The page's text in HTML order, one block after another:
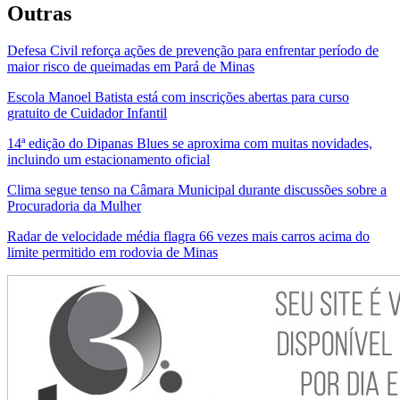
Outras
Defesa Civil reforça ações de prevenção para enfrentar período de
maior risco de queimadas em Pará de Minas
Escola Manoel Batista está com inscrições abertas para curso
gratuito de Cuidador Infantil
14ª edição do Dipanas Blues se aproxima com muitas novidades,
incluindo um estacionamento oficial
Clima segue tenso na Câmara Municipal durante discussões sobre a
Procuradoria da Mulher
Radar de velocidade média flagra 66 vezes mais carros acima do
limite permitido em rodovia de Minas